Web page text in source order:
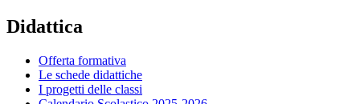
Didattica
Offerta formativa
Le schede didattiche
I progetti delle classi